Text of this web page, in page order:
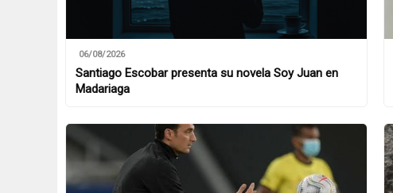
06/08/2026
Santiago Escobar presenta su novela Soy Juan en
Madariaga